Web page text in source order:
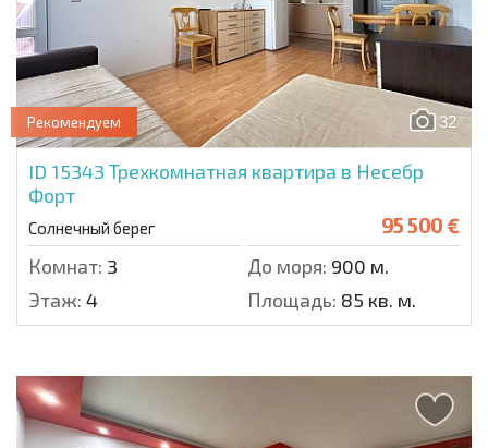
32
Рекомендуем
ID 15343 Трехкомнатная квартира в Несебр
Форт
Солнечный берег 95 500 €
Комнат: 3 До моря: 900 м.
Этаж: 4 Площадь: 85 кв. м.